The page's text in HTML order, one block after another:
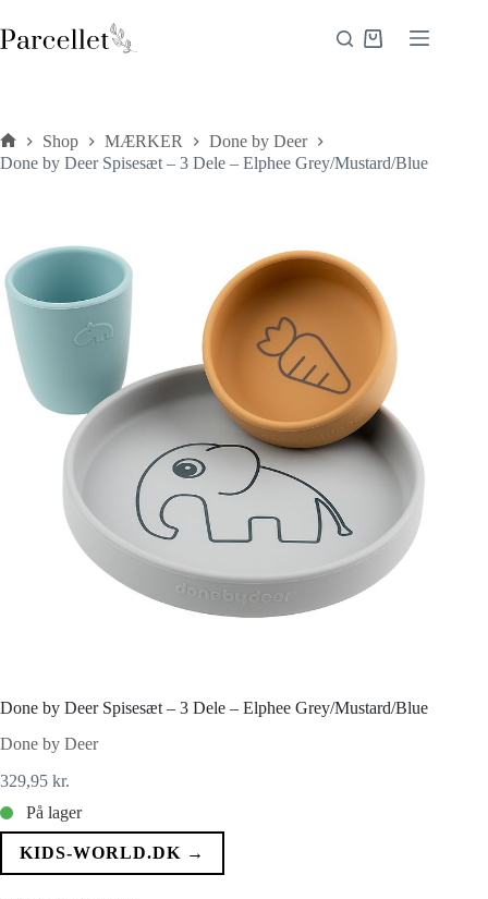
til
indhold
Indkøbskurv
Forside
Shop MÆRKER
Done by Deer
Done by Deer Spisesæt – 3 Dele – Elphee Grey/Mustard/Blue
Done by Deer Spisesæt – 3 Dele – Elphee Grey/Mustard/Blue
Done by Deer
329,95 kr.
På lager
KIDS-WORLD.DK →